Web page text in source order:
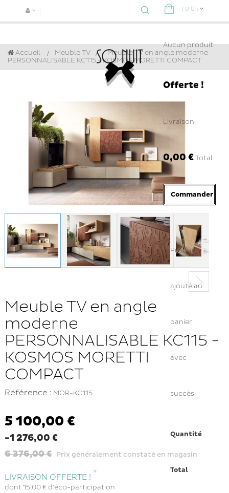
( 0 0 )
Aucun produit
Offerte !
Livraison
0,00 €Total
Commander
Produit
ajouté au
panier
avec
succès
Quantité
Total
Accueil Meuble TV >
Meuble TV en angle moderne
PERSONNALISABLE KC115 - KOSMOS MORETTI COMPACT
Meuble TV en angle
moderne
PERSONNALISABLE KC115 -
KOSMOS MORETTI
COMPACT
Référence : MOR-KC115
5 100,00 €
-1 276,00 €
6 376,00 € Prix généralement constaté en magasin
LIVRAISON OFFERTE ! *
dont15,00 € d'éco-participation